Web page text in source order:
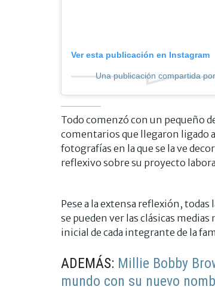
Ver esta publicación en Instagram
Una publicación compartida
Todo comenzó con un pequeño
comentarios que llegaron ligado
fotografías en la que se la ve
reflexivo sobre su proyecto
Pese a la extensa reflexión,
se pueden ver las clásicas
inicial de cada integrante de la
ADEMÁS: Millie Bobby
mundo con su nuevo